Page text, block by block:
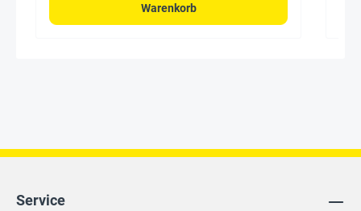
Warenkorb
Service